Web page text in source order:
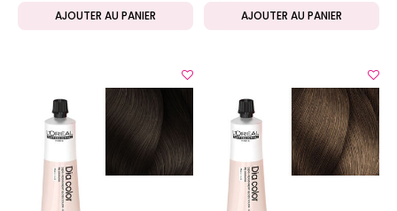
AJOUTER AU PANIER AJOUTER AU PANIER